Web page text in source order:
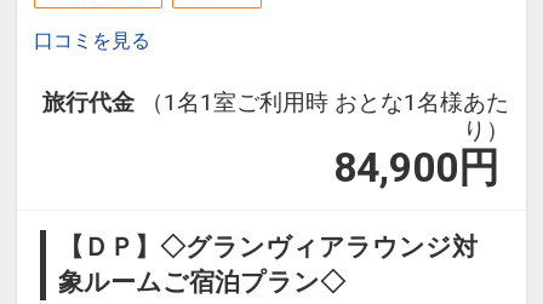
・世界遺産 宮島（路面電車＋フェリーで
・平和記念公園・原爆ドーム（徒歩約3
【駐車場料金改定のお知らせ】
・2024年12月31日まで 1泊：1300円
・2025年1月1日から 1泊：1800円
（地下駐車場90台・高さ制限1.5M 22：
口コミを見る
旅行代金
（1名1室ご利用時 おとな1名様あた
り）
84,900 円
【ＤＰ】◇グランヴィアラウンジ対
象ルームご宿泊プラン◇